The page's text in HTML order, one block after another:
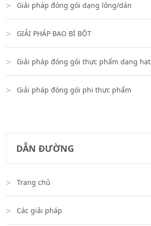
Giải pháp đóng gói dạng lỏng/dán
GIẢI PHÁP BAO BÌ BỘT
Giải pháp đóng gói thực phẩm dạng hạt
Giải pháp đóng gói phi thực phẩm
DẪN ĐƯỜNG
Trang chủ
Các giải pháp